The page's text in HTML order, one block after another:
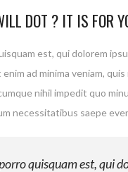
DOT ? IT IS FOR
est, qui dolorem
ad minima veniam,
nihil impedit quo
necessitatibus saepe
quisquam est, qui